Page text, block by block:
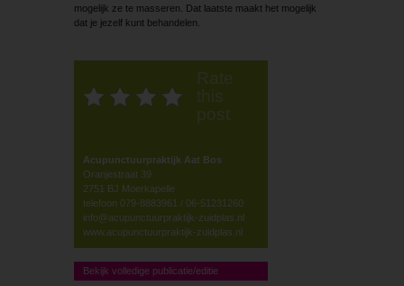
mogelijk ze te masseren. Dat laatste maakt het mogelijk
dat je jezelf kunt behandelen.
Acupunctuur­praktijk Aat Bos
Oranjestraat 39
2751 BJ Moerkapelle
telefoon 079-8883961 / 06-51231260
info@acupunctuurpraktijk-zuidplas.nl
www.acupunctuurpraktijk-zuidplas.nl
Bekijk volledige publicatie/editie